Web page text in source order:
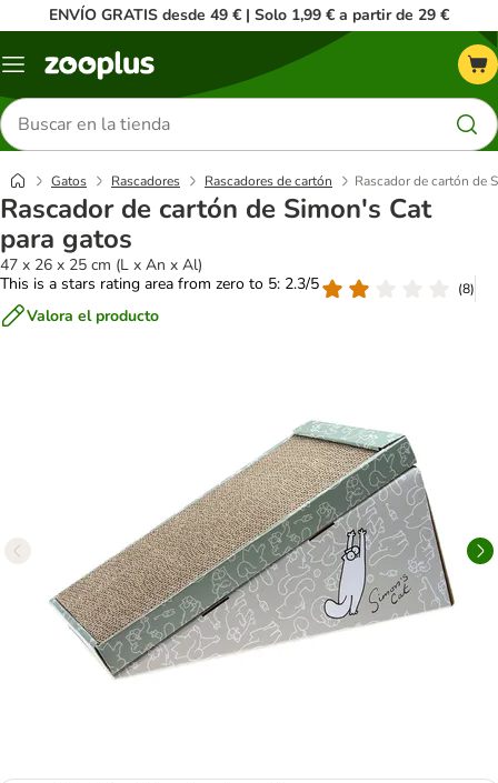
ENVÍO GRATIS desde 49 € | Solo 1,99 € a partir de 29 €
Menú
Buscar
productos
Gatos Rascadores Rascadores de cartón Rascador de cartón de
Rascador de cartón de Simon's Cat
para gatos
47 x 26 x 25 cm (L x An x Al)
This is a stars rating area from zero to 5: 2.3/5
(8)
Valora el producto